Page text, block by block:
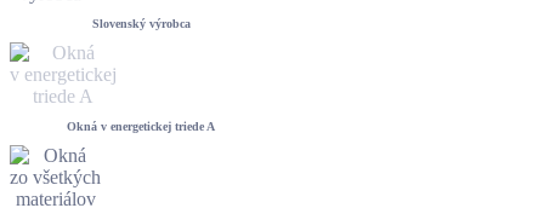
Slovenský výrobca
Okná v energetickej triede A